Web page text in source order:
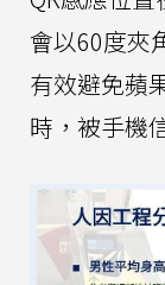
會以60度夾
有效避免蘋
時，被手機